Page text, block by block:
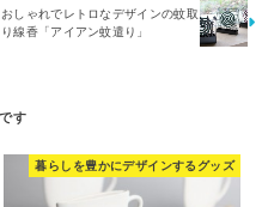
おしゃれでレトロなデザインの蚊取
り線香「アイアン蚊遣り」
暮らしを豊かにデザインするグッズ